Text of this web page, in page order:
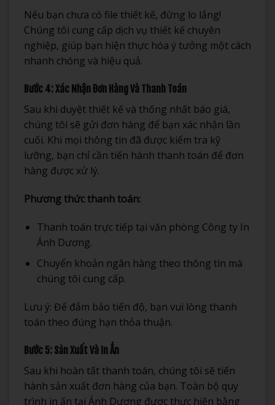
Nếu bạn chưa có file thiết kế, đừng lo lắng!
Chúng tôi cung cấp dịch vụ thiết kế chuyên
nghiệp, giúp bạn hiện thực hóa ý tưởng một cách
nhanh chóng và hiệu quả.
Bước 4: Xác Nhận Đơn Hàng Và Thanh Toán
Sau khi duyệt thiết kế và thống nhất báo giá,
chúng tôi sẽ gửi đơn hàng để bạn xác nhận lần
cuối. Khi mọi thông tin đã được kiểm tra kỹ
lưỡng, bạn chỉ cần tiến hành thanh toán để đơn
hàng được xử lý.
Phương thức thanh toán:
Thanh toán trực tiếp tại văn phòng Công ty In
Ánh Dương.
Chuyển khoản ngân hàng theo thông tin mà
chúng tôi cung cấp.
Lưu ý: Để đảm bảo tiến độ, bạn vui lòng thanh
toán theo đúng hạn thỏa thuận.
Bước 5: Sản Xuất Và In Ấn
Sau khi hoàn tất thanh toán, chúng tôi sẽ tiến
hành sản xuất đơn hàng của bạn. Toàn bộ quy
trình in ấn tại Ánh Dương được thực hiện bằng